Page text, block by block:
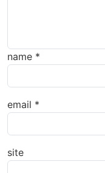
name *
email *
site